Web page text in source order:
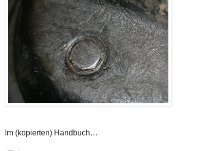
Im (kopierten) Handbuch…